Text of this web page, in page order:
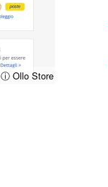
ⓘ Ollo Store